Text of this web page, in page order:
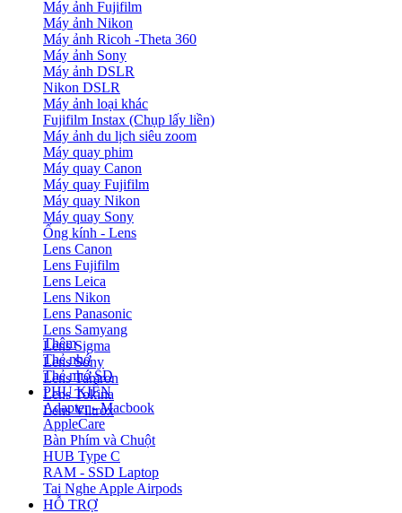
Máy ảnh Fujifilm
Máy ảnh Nikon
Máy ảnh Ricoh -Theta 360
Máy ảnh Sony
Máy ảnh DSLR
Nikon DSLR
Máy ảnh loại khác
Fujifilm Instax (Chụp lấy liền)
Máy ảnh du lịch siêu zoom
Máy quay phim
Máy quay Canon
Máy quay Fujifilm
Máy quay Nikon
Máy quay Sony
Ống kính - Lens
Lens Canon
Lens Fujifilm
Lens Leica
Lens Nikon
Lens Panasonic
Lens Samyang
Lens Sigma
Lens Sony
Lens Tamron
Lens Tokina
Lens Viltrox
Thêm
Thẻ nhớ
Thẻ nhớ SD
PHỤ KIỆN
Adapter - Macbook
AppleCare
Bàn Phím và Chuột
HUB Type C
RAM - SSD Laptop
Tai Nghe Apple Airpods
HỖ TRỢ